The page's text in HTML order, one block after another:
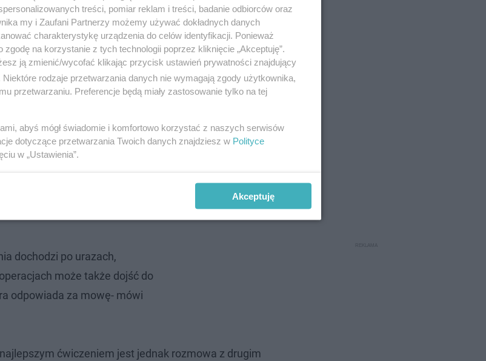
różne.
dochodzi po urazach,
może także dojść do
odpowiada za mowę- mówi
ćwiczeniem jest jednak rozmowa z drugim
treści, pomiar reklam i treści, badanie odbiorców oraz
my i Zaufani Partnerzy możemy używać dokładnych danych
charakterystykę urządzenia do celów identyfikacji. Ponieważ
na korzystanie z tych technologii poprzez kliknięcie „Akceptuję”.
ją zmienić/wycofać klikając przycisk ustawień prywatności znajdujący
Niektóre rodzaje przetwarzania danych nie wymagają zgody użytkownika,
przetwarzaniu. Preferencje będą miały zastosowanie tylko na tej
abyś mógł świadomie i komfortowo korzystać z naszych serwisów
dotyczące przetwarzania Twoich danych znajdziesz w Polityce
w „Ustawienia”.
Akceptuję